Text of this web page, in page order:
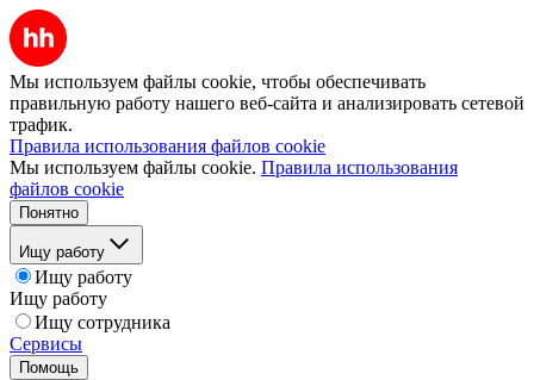
Мы используем файлы cookie, чтобы обеспечивать
правильную работу нашего веб-сайта и анализировать сетевой
трафик.
Правила использования файлов cookie
Мы используем файлы cookie. Правила использования
файлов cookie
Понятно
Ищу работу
Ищу работу
Ищу работу
Ищу сотрудника
Сервисы
Помощь